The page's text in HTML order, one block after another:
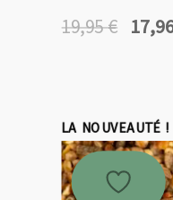
19,95€
Le
19,95 €.
Le
17,96 €.
LA NOUVEAUTÉ !